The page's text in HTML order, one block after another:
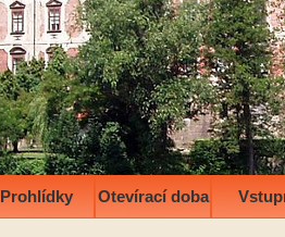
Prohlídky Otevírací doba